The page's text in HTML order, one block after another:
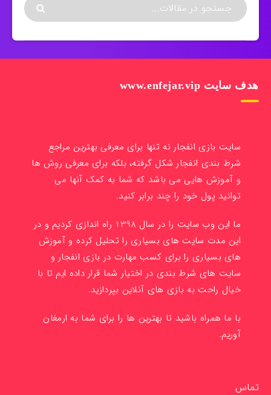
هدف سایت www.enfejar.vip
سایت بازی انفجار نه تنها برای معرفی بهترین مراجع
شرط بندی انفجار شکل گرفته، بلکه برای معرفی روش ها
و آموزش هایی می باشد که شما به کمک آنها می
توانید پول خود را چند برابر کنید.
ما این وب سایت را در سال 1398 راه اندازی کردیم و در
این مدت سایت های بسیاری را تحلیل کرده و آموزش
های بسیاری را برای کسب مهارت در بازی انفجار و
سایت های شرط بندی در اختیار شما قرار داده ایم تا با
خیال راحت به بازی های آنلاین بپردازید.
با ما همراه باشید تا بهترین ها را برای شما به ارمغان
آوریم.
تماس